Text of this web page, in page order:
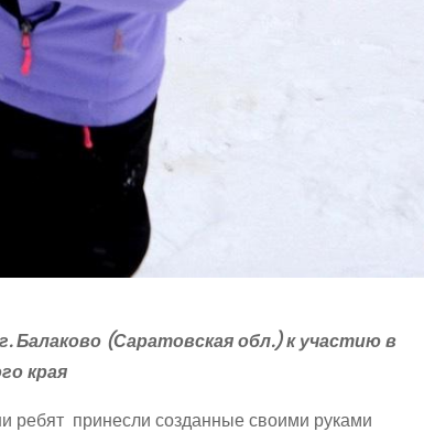
Балаково (Саратовская обл.) к участию в
края
ребят принесли созданные своими руками